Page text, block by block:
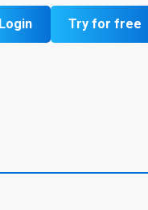
Login Try for free